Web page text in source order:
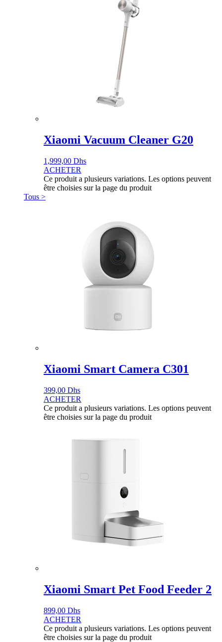
Xiaomi Vacuum Cleaner G20
1,999,00 Dhs
ACHETER
Ce produit a plusieurs variations. Les options peuvent
être choisies sur la page du produit
Tous >
Xiaomi Smart Camera C301
399,00 Dhs
ACHETER
Ce produit a plusieurs variations. Les options peuvent
être choisies sur la page du produit
Xiaomi Smart Pet Food Feeder 2
899,00 Dhs
ACHETER
Ce produit a plusieurs variations. Les options peuvent
être choisies sur la page du produit